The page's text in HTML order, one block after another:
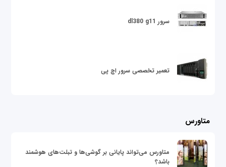
سرور dl380 g11
تعمیر تخصصی سرور اچ پی
متاورس
متاورس می‌تواند پایانی بر گوشی‌ها و تبلت‌های هوشمند
باشد؟